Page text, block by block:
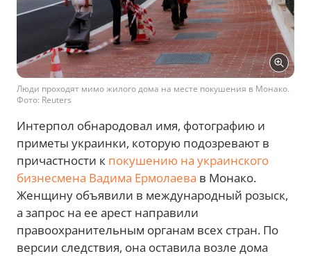
Люди проходят мимо жилого дома на месте покушения в Монако.
Фото: Reuters
Интерпол обнародовал имя, фотографию и
приметы украинки, которую подозревают в
причастности к покушению на украинского
бизнесмена Вадима Ермолаева в Монако.
Женщину объявили в международный розыск,
а запрос на ее арест направили
правоохранительным органам всех стран. По
версии следствия, она оставила возле дома